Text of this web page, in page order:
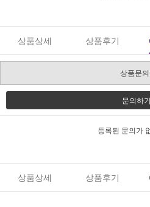
상품상세 상품후기
상품문
문의하기
등록된 문의가
상품상세 상품후기